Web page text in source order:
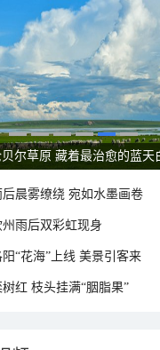
组图感受水中消暑快乐瞬间
晨雾缭绕 宛如水墨画卷
州雨后双彩虹现身
“花海”上线 美景引客来
红 枝头挂满“胭脂果”